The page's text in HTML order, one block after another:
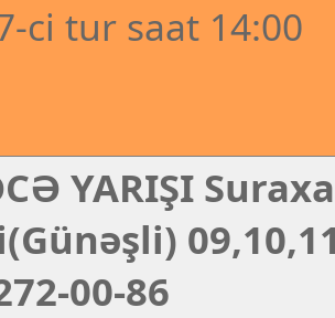
ci tur saat 14:00
YARIŞI
00-86